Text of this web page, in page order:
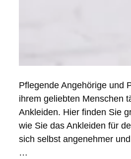
Pflegende Angehörige und
ihrem geliebten Menschen
Ankleiden. Hier finden Sie
wie Sie das Ankleiden für
sich selbst angenehmer
…